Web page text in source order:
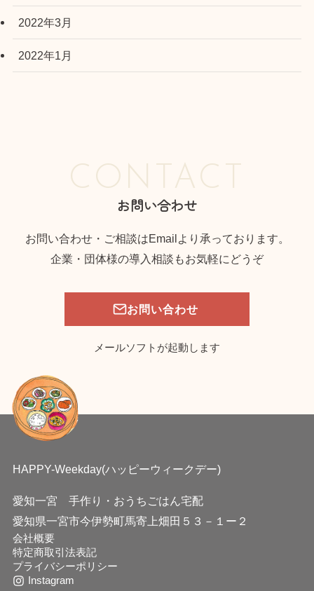
2022年3月
2022年1月
CONTACT
お問い合わせ
お問い合わせ・ご相談はEmailより承っております。
企業・団体様の導入相談もお気軽にどうぞ
お問い合わせ
メールソフトが起動します
HAPPY-Weekday(ハッピーウィークデー)
愛知一宮 手作り・おうちごはん宅配
愛知県一宮市今伊勢町馬寄上畑田５３－１ー２
会社概要
特定商取引法表記
プライバシーポリシー
Instagram